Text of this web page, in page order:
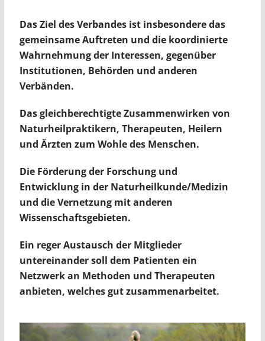
Das Ziel des Verbandes ist insbesondere das
gemeinsame Auftreten und die koordinierte
Wahrnehmung der Interessen, gegenüber
Institutionen, Behörden und anderen
Verbänden.
Das gleichberechtigte Zusammenwirken von
Naturheilpraktikern, Therapeuten, Heilern
und Ärzten zum Wohle des Menschen.
Die Förderung der Forschung und
Entwicklung in der Naturheilkunde/Medizin
und die Vernetzung mit anderen
Wissenschaftsgebieten.
Ein reger Austausch der Mitglieder
untereinander soll dem Patienten ein
Netzwerk an Methoden und Therapeuten
anbieten, welches gut zusammenarbeitet.